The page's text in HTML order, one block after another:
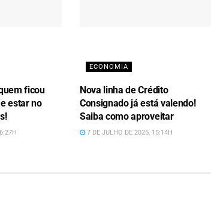
ficou
estar no
ECONOMIA
Nova linha de Crédito
Consignado já está valendo!
Saiba como aproveitar
7 DE JULHO DE 2025, 15:14H